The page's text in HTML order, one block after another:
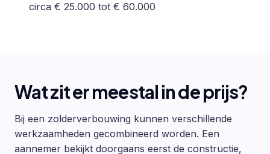
circa € 25.000 tot € 60.000
Wat zit er meestal in de prijs?
Bij een zolderverbouwing kunnen verschillende
werkzaamheden gecombineerd worden. Een
aannemer bekijkt doorgaans eerst de constructie,